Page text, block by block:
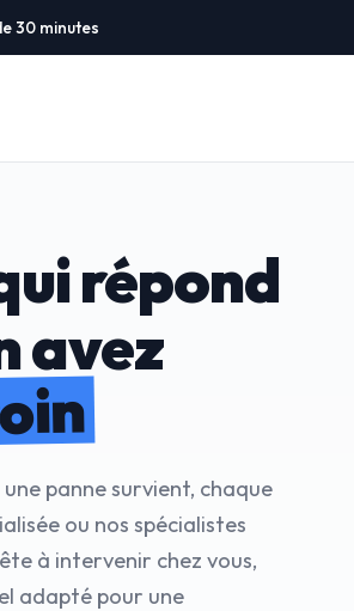
30 minutes
répond
avez
panne survient, chaque
ou nos spécialistes
à intervenir chez vous,
adapté pour une